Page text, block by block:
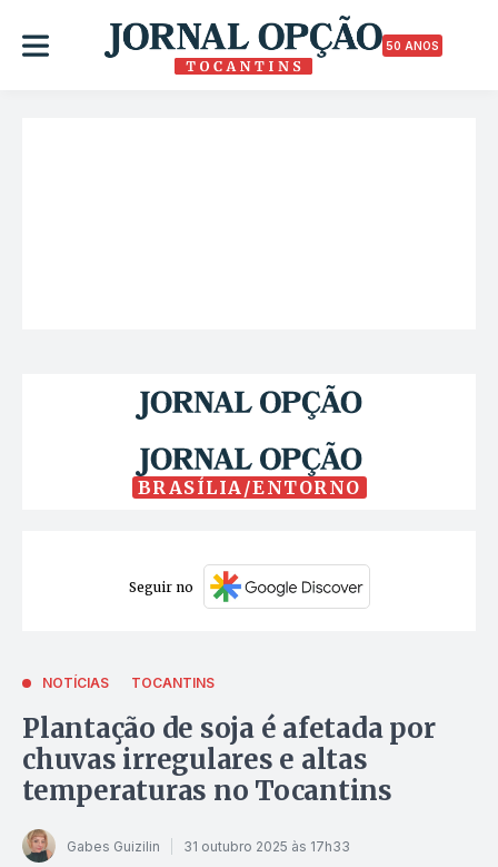
50 ANOS
BRASÍLIA/ENTORNO
Seguir no
NOTÍCIAS TOCANTINS
Plantação de soja é afetada por
chuvas irregulares e altas
temperaturas no Tocantins
Gabes Guizilin 31 outubro 2025 às 17h33